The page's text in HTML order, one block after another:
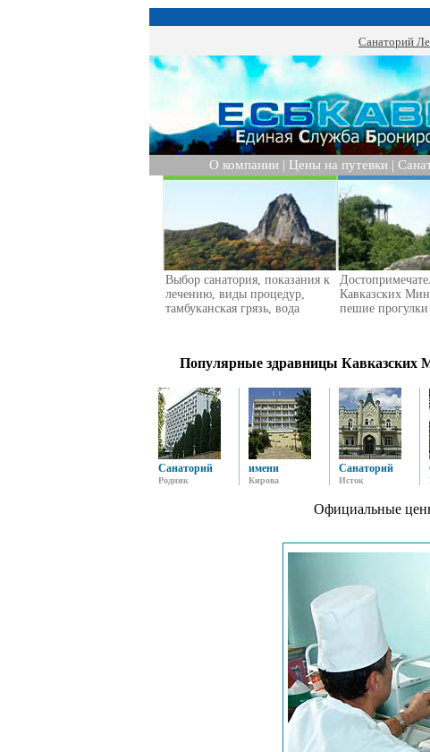
Санаторий
О компании | Цены на путевки |
Выбор санатория, показания к
лечению, виды процедур,
тамбуканская грязь, вода
Кавказских
пешие прогулки
Популярные здравницы Кавказских
Санаторий
Родник
имени
Кирова
Санаторий
Исток
Официальные